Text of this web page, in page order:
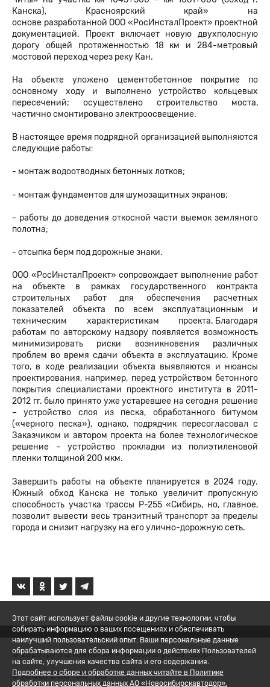
Канска), Красноярский край» на
основе разработанной ООО «РосИнсталПроект» проектной
документацией. Проект включает новую двухполосную
дорогу общей протяженностью 18 км и 284-метровый
мостовой переход через реку Кан.
На объекте уложено цементобетонное покрытие по
основному ходу и выполнено устройство кольцевых
пересечений; осуществлено строительство моста,
частично смонтировано электроосвещение.
В настоящее время подрядной организацией выполняются
следующие работы:
- монтаж водоотводных бетонных лотков;
- монтаж фундаментов для шумозащитных экранов;
- работы до доведения откосной части выемок земляного
полотна;
- отсыпка берм под дорожные знаки.
ООО «РосИнсталПроект» сопровождает выполнение работ
на объекте в рамках государственного контракта
строительных работ для обеспечения расчетных
показателей объекта по всем эксплуатационным и
техническим характеристикам проекта. Благодаря
работам по авторскому надзору появляется возможность
минимизировать риски возникновения различных
проблем во время сдачи объекта в эксплуатацию. Кроме
того, в ходе реализации объекта выявляются и нюансы
проектирования, например, перед устройством бетонного
покрытия специалистами проектного института в 2011-
2012 гг. было принято уже устаревшее на сегодня решение
– устройство слоя из песка, обработанного битумом
(«черного песка»), однако, подрядчик пересогласовал с
Заказчиком и автором проекта на более технологическое
решение – устройство прокладки из полиэтиленовой
пленки толщиной 200 мкм.
Завершить работы на объекте планируется в 2024 году.
Южный обход Канска не только увеличит пропускную
способность участка трассы Р-255 «Сибирь, но, главное,
позволит вывести весь транзитный транспорт за пределы
города и снизит нагрузку на его улично-дорожную сеть.
© 2026 Группа компаний «Новосибирскавтодор»
8 (800) 200-05-06
Этот сайт использует файлы cookie и другие технологии, чтобы
собирать информацию о ваших посещениях и обеспечивать
наилучший пользовательский опыт. Ваши персональные данные
обрабатываются для сбора информации о действиях Пользователей
на сайте, улучшения качества сайта и его содержания.
Подробнее о сборе и обработке данных читайте в Политике
обработки персональных данных АО «Новосибирскавтодор».